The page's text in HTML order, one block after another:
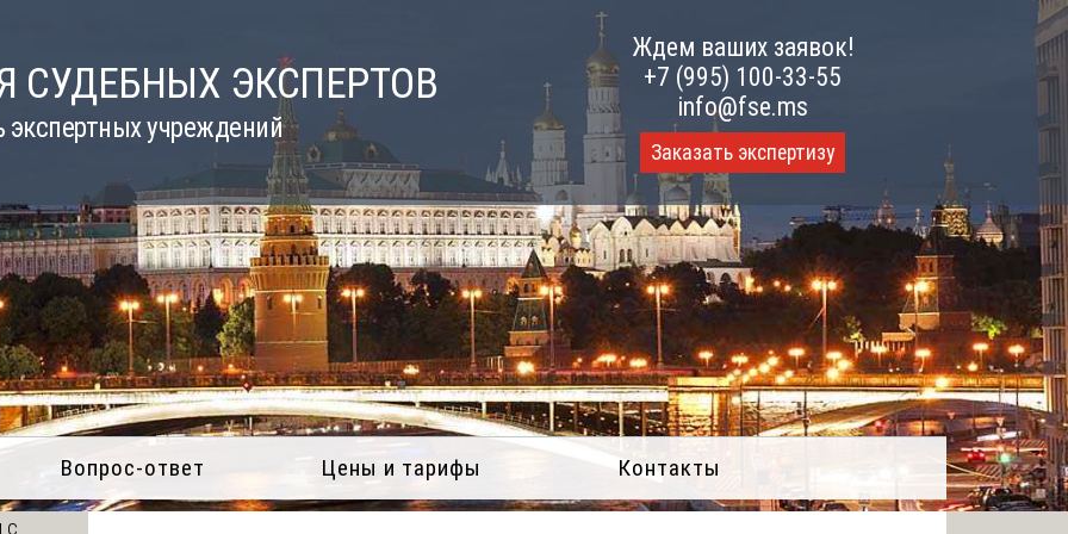
СУДЕБНЫХ ЭКСПЕРТОВ
экспертных учреждений
Ждем ваших заявок!
+7 (995) 100-33-55
info@fse.ms
Заказать экспертизу
Вопрос-ответ Цены и тарифы Контакты
с